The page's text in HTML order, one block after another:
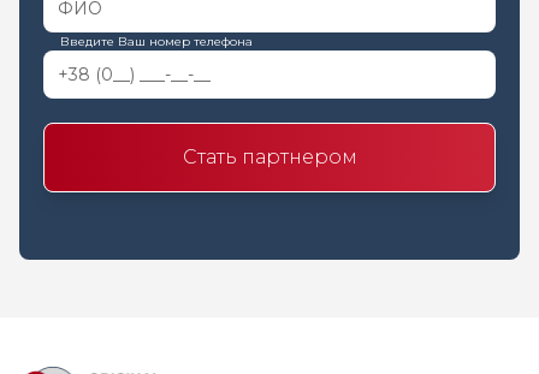
Введите Ваш номер телефона
Стать партнером